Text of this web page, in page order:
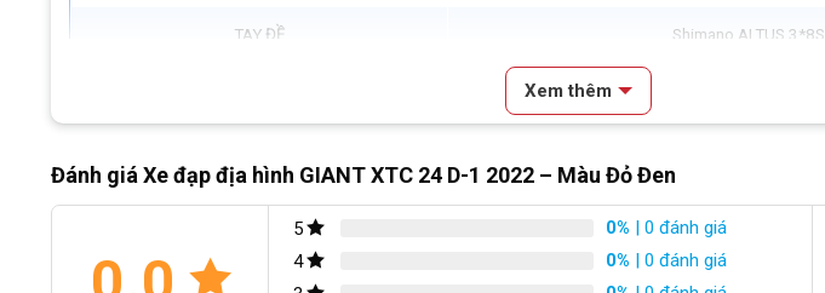
TAY ĐỀ Shimano ALTUS 3*8S
BỘ CỤM THẮNG Đĩa dầu Tektro M286
TAY THẮNG
Xem thêm
Đánh giá Xe đạp địa hình GIANT XTC 24 D-1 2022 – Màu Đỏ Đen
5 0% | 0 đánh giá
4
0% | 0 đánh giá